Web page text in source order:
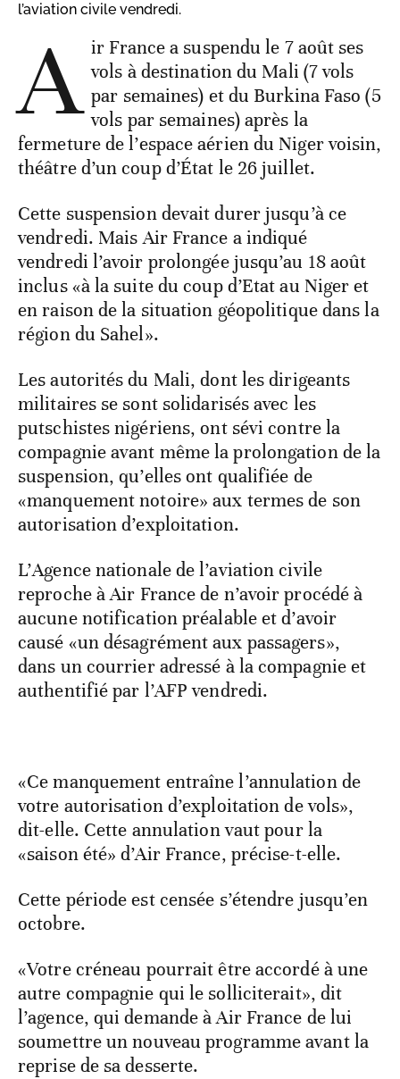
l’aviation civile vendredi.
A ir France a suspendu le 7 août ses
vols à destination du Mali (7 vols
par semaines) et du Burkina Faso (5
vols par semaines) après la
fermeture de l’espace aérien du Niger voisin,
théâtre d’un coup d’État le 26 juillet.
Cette suspension devait durer jusqu’à ce
vendredi. Mais Air France a indiqué
vendredi l’avoir prolongée jusqu’au 18 août
inclus «à la suite du coup d’Etat au Niger et
en raison de la situation géopolitique dans la
région du Sahel».
Les autorités du Mali, dont les dirigeants
militaires se sont solidarisés avec les
putschistes nigériens, ont sévi contre la
compagnie avant même la prolongation de la
suspension, qu’elles ont qualifiée de
«manquement notoire» aux termes de son
autorisation d’exploitation.
L’Agence nationale de l’aviation civile
reproche à Air France de n’avoir procédé à
aucune notification préalable et d’avoir
causé «un désagrément aux passagers»,
dans un courrier adressé à la compagnie et
authentifié par l’AFP vendredi.
«Ce manquement entraîne l’annulation de
votre autorisation d’exploitation de vols»,
dit-elle. Cette annulation vaut pour la
«saison été» d’Air France, précise-t-elle.
Cette période est censée s’étendre jusqu’en
octobre.
«Votre créneau pourrait être accordé à une
autre compagnie qui le solliciterait», dit
l’agence, qui demande à Air France de lui
soumettre un nouveau programme avant la
reprise de sa desserte.